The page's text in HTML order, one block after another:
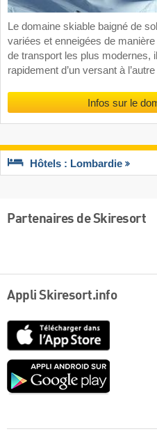
Le domaine skiable baigné de
variées et enneigées de
de transport les plus modernes,
rapidement d’un versant à
Infos sur le
Hôtels : Lombardie
Partenaires de Skiresort
Appli Skiresort.info
Google